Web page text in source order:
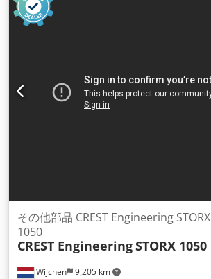
Wijchen 9,205 km
その他部品 CREST Engineering STORX
1050
CREST EngineeringSTORX 1050